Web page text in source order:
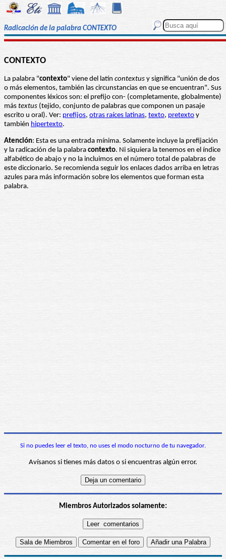
Radicación de la palabra CONTEXTO
CONTEXTO
La palabra "contexto" viene del latín contextus y significa "unión de dos
o más elementos, también las circunstancias en que se encuentran". Sus
componentes léxicos son: el prefijo con- (completamente, globalmente)
más textus (tejido, conjunto de palabras que componen un pasaje
escrito u oral). Ver: prefijos, otras raíces latinas, texto, pretexto y
también hipertexto.
Atención: Esta es una entrada mínima. Solamente incluye la prefijación
y la radicación de la palabra contexto. Ni siquiera la tenemos en el índice
alfabético de abajo y no la incluimos en el número total de palabras de
este diccionario. Se recomienda seguir los enlaces dados arriba en letras
azules para más información sobre los elementos que forman esta
palabra.
Si no puedes leer el texto, no uses el modo nocturno de tu navegador.
Avísanos si tienes más datos o si encuentras algún error.
Miembros Autorizados solamente: